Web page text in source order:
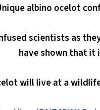
albino ocelot
scientists as
have shown that it
will live at a